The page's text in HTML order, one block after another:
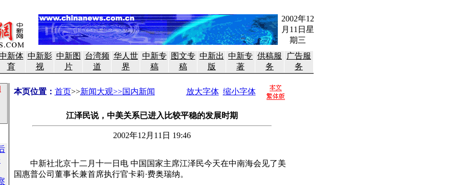
2002年12
月11日星
期三
新体
育
中新影
视
中新图
片
台湾频
道
华人世
界
中新专
稿
图文专
稿
中新出
版
中新专
著
供稿服
务
广告服
务
本页位置： 首页>>新闻大观>>国内新闻 放大字体 缩小字体
江泽民说，中美关系已进入比较平稳的发展时期
2002年12月11日 19:46
中新社北京十二月十一日电 中国国家主席江泽民今天在中南海会见了美
国惠普公司董事长兼首席执行官卡莉·费奥瑞纳。